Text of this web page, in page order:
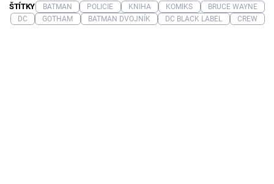
ŠTÍTKY BATMAN POLICIE KNIHA KOMIKS
BRUCE WAYNE
DC
GOTHAM BATMAN DVOJNÍK DC BLACK LABEL CREW